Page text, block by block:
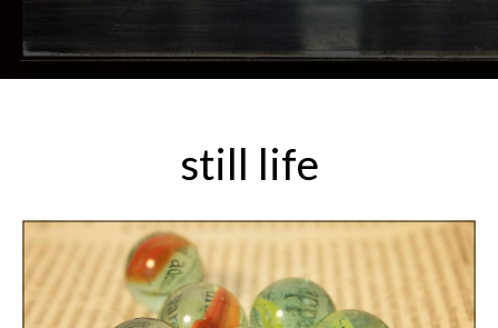
still life